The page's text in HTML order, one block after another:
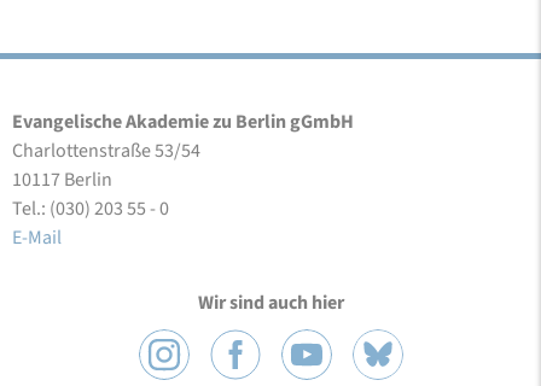
Evangelische Akademie zu Berlin gGmbH
Charlottenstraße 53/54
10117 Berlin
Tel.: (030) 203 55 - 0
E-Mail
Wir sind auch hier